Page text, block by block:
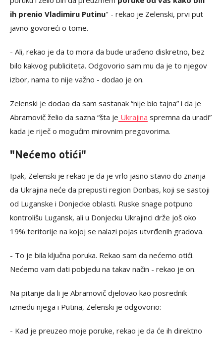
ih prenio Vladimiru Putinu" - rekao je Zelenski, prvi put
javno govoreći o tome.
- Ali, rekao je da to mora da bude urađeno diskretno, bez
bilo kakvog publiciteta. Odgovorio sam mu da je to njegov
izbor, nama to nije važno - dodao je on.
Zelenski je dodao da sam sastanak “nije bio tajna” i da je
Abramovič želio da sazna “šta je Ukrajina spremna da uradi”
kada je riječ o mogućim mirovnim pregovorima.
"Nećemo otići"
Ipak, Zelenski je rekao je da je vrlo jasno stavio do znanja
da Ukrajina neće da prepusti region Donbas, koji se sastoji
od Luganske i Donjecke oblasti. Ruske snage potpuno
kontrolišu Lugansk, ali u Donjecku Ukrajinci drže još oko
19% teritorije na kojoj se nalazi pojas utvrđenih gradova.
- To je bila ključna poruka. Rekao sam da nećemo otići.
Nećemo vam dati pobjedu na takav način - rekao je on.
Na pitanje da li je Abramovič djelovao kao posrednik
između njega i Putina, Zelenski je odgovorio:
- Kad je preuzeo moje poruke, rekao je da će ih direktno